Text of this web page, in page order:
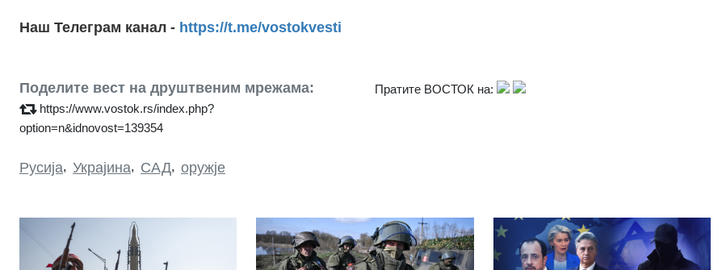
Наш Телеграм канал - https://t.me/vostokvesti
Поделите вест на друштвеним мрежама:
https://www.vostok.rs/index.php?
option=n&idnovost=139354
Пратите ВОСТОК на:
Русија, Украјина, САД, оружје